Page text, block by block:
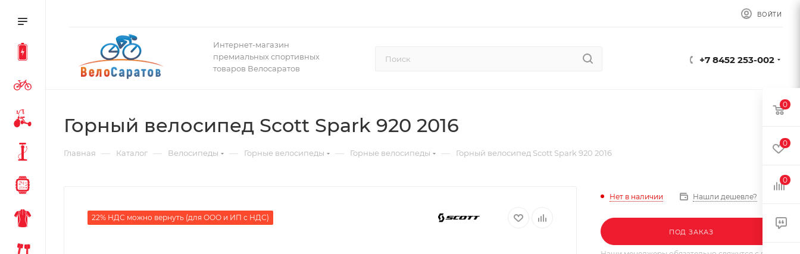
ВОЙТИ
Интернет-магазин
премиальных спортивных
товаров Велосаратов
+7 8452 253-002
Горный велосипед Scott Spark 920 2016
Главная — Каталог — Велосипеды — Горные велосипеды — Горные велосипеды — Горный велосипед Scott Spark 920 2016
22% НДС можно вернуть (для ООО и ИП с НДС)
Нет в наличии Нашли дешевле?
ПОД ЗАКАЗ
0
0
0